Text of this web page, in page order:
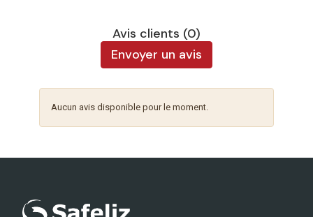
Avis clients (0)
Envoyer un avis
Aucun avis disponible pour le moment.